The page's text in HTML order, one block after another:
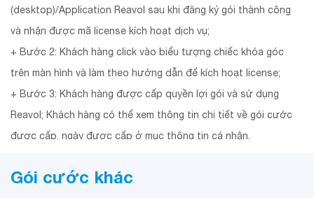
(desktop)/Application Reavol sau khi đăng ký gói thành công
và nhận được mã license kích hoạt dịch vụ;
+ Bước 2: Khách hàng click vào biểu tượng chiếc khóa góc
trên màn hình và làm theo hướng dẫn để kích hoạt license;
+ Bước 3: Khách hàng được cấp quyền lợi gói và sử dụng
Reavol; Khách hàng có thể xem thông tin chi tiết về gói cước
được cấp, ngày được cấp ở mục thông tin cá nhân.
6. Kiểm tra dung lượng còn lại của gói cước:
Gói cước khác